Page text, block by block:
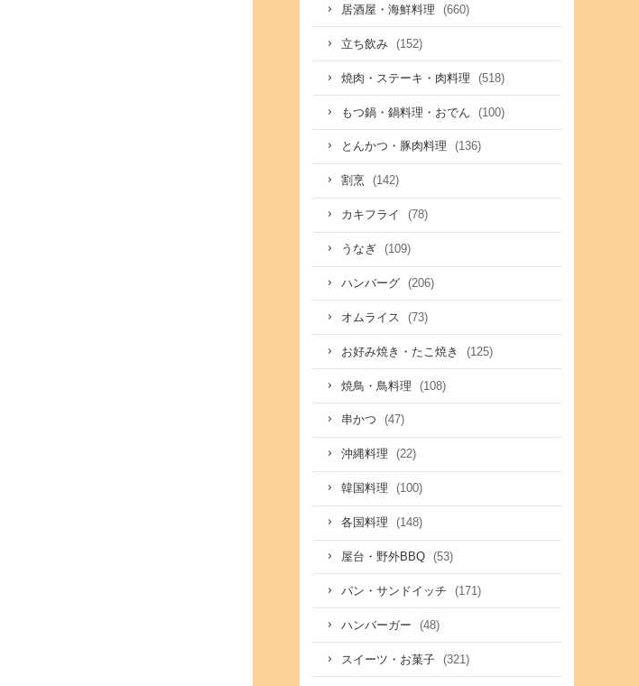
居酒屋・海鮮料理 (660)
立ち飲み (152)
焼肉・ステーキ・肉料理 (518)
もつ鍋・鍋料理・おでん (100)
とんかつ・豚肉料理 (136)
割烹 (142)
カキフライ (78)
うなぎ (109)
ハンバーグ (206)
オムライス (73)
お好み焼き・たこ焼き (125)
焼鳥・鳥料理 (108)
串かつ (47)
沖縄料理 (22)
韓国料理 (100)
各国料理 (148)
屋台・野外BBQ (53)
パン・サンドイッチ (171)
ハンバーガー (48)
スイーツ・お菓子 (321)